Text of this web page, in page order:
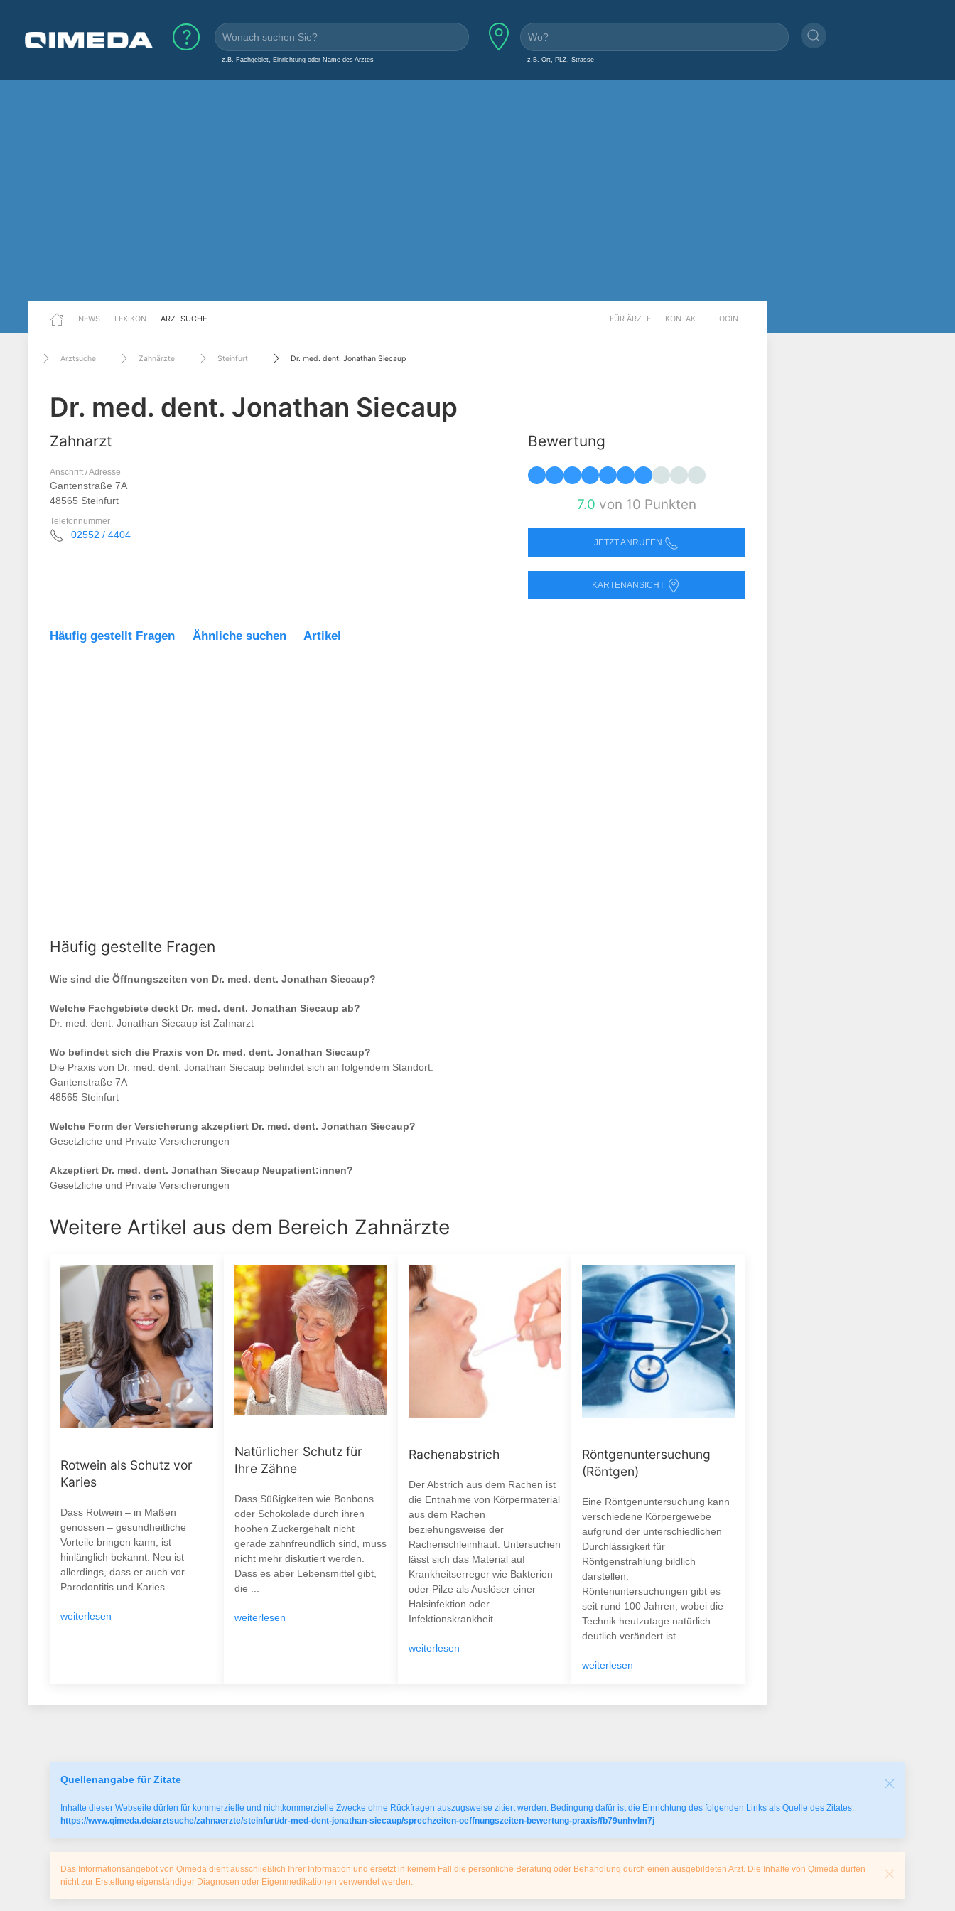
z.B. Fachgebiet, Einrichtung oder Name des Arztes z.B. Ort, PLZ, Strasse
NEWS LEXIKON ARZTSUCHE FÜR ÄRZTE KONTAKT LOGIN
Arztsuche Zahnärzte Steinfurt Dr. med. dent. Jonathan Siecaup
Dr. med. dent. Jonathan Siecaup
Zahnarzt
Anschrift / Adresse
Gantenstraße 7A
48565 Steinfurt
Telefonnummer
02552 / 4404
Bewertung
7.0 von 10 Punkten
JETZT ANRUFEN
KARTENANSICHT
Häufig gestellt Fragen Ähnliche suchen Artikel
Häufig gestellte Fragen
Wie sind die Öffnungszeiten von Dr. med. dent. Jonathan Siecaup?
Welche Fachgebiete deckt Dr. med. dent. Jonathan Siecaup ab?
Dr. med. dent. Jonathan Siecaup ist Zahnarzt
Wo befindet sich die Praxis von Dr. med. dent. Jonathan Siecaup?
Die Praxis von Dr. med. dent. Jonathan Siecaup befindet sich an folgendem Standort:
Gantenstraße 7A
48565 Steinfurt
Welche Form der Versicherung akzeptiert Dr. med. dent. Jonathan Siecaup?
Gesetzliche und Private Versicherungen
Akzeptiert Dr. med. dent. Jonathan Siecaup Neupatient:innen?
Gesetzliche und Private Versicherungen
Weitere Artikel aus dem Bereich Zahnärzte
Rotwein als Schutz vor
Karies
Dass Rotwein – in Maßen
genossen – gesundheitliche
Vorteile bringen kann, ist
hinlänglich bekannt. Neu ist
allerdings, dass er auch vor
Parodontitis und Karies ...
weiterlesen
Natürlicher Schutz für
Ihre Zähne
Dass Süßigkeiten wie Bonbons
oder Schokolade durch ihren
hoohen Zuckergehalt nicht
gerade zahnfreundlich sind, muss
nicht mehr diskutiert werden.
Dass es aber Lebensmittel gibt,
die ...
weiterlesen
Rachenabstrich
Der Abstrich aus dem Rachen ist
die Entnahme von Körpermaterial
aus dem Rachen
beziehungsweise der
Rachenschleimhaut. Untersuchen
lässt sich das Material auf
Krankheitserreger wie Bakterien
oder Pilze als Auslöser einer
Halsinfektion oder
Infektionskrankheit. ...
weiterlesen
Röntgenuntersuchung
(Röntgen)
Eine Röntgenuntersuchung kann
verschiedene Körpergewebe
aufgrund der unterschiedlichen
Durchlässigkeit für
Röntgenstrahlung bildlich
darstellen.
Röntenuntersuchungen gibt es
seit rund 100 Jahren, wobei die
Technik heutzutage natürlich
deutlich verändert ist ...
weiterlesen
Quellenangabe für Zitate
Inhalte dieser Webseite dürfen für kommerzielle und nichtkommerzielle Zwecke ohne Rückfragen auszugsweise zitiert werden. Bedingung dafür ist die Einrichtung des folgenden Links als Quelle des Zitates:
https://www.qimeda.de/arztsuche/zahnaerzte/steinfurt/dr-med-dent-jonathan-siecaup/sprechzeiten-oeffnungszeiten-bewertung-praxis/fb79unhvlm7j
Das Informationsangebot von Qimeda dient ausschließlich Ihrer Information und ersetzt in keinem Fall die persönliche Beratung oder Behandlung durch einen ausgebildeten Arzt. Die Inhalte von Qimeda dürfen
nicht zur Erstellung eigenständiger Diagnosen oder Eigenmedikationen verwendet werden.